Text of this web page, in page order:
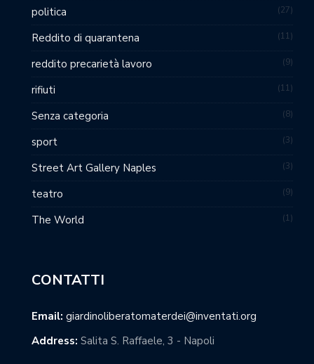
politica 27
Reddito di quarantena 11
reddito precarietà lavoro 9
rifiuti 11
Senza categoria 8
sport 3
Street Art Gallery Naples 3
teatro 9
The World 1
CONTATTI
Email: giardinoliberatomaterdei@inventati.org
Address: Salita S. Raffaele, 3 - Napoli